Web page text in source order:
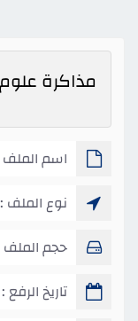
مذاكرة علوم و
اسم الملف
نوع
حجم الملف
تاريخ الرفع :